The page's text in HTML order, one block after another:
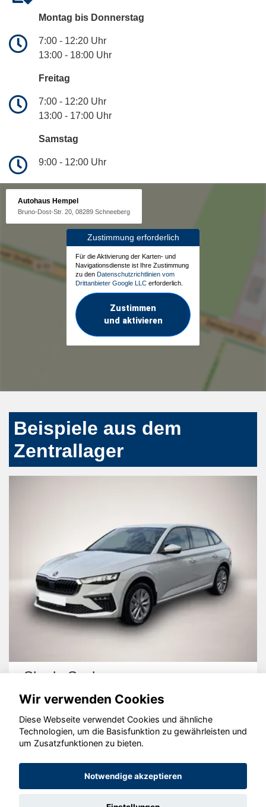
Montag bis Donnerstag
7:00 - 12:20 Uhr
13:00 - 18:00 Uhr
Freitag
7:00 - 12:20 Uhr
13:00 - 17:00 Uhr
Samstag
9:00 - 12:00 Uhr
Autohaus Hempel
Bruno-Dost-Str. 20, 08289 Schneeberg
Zustimmung erforderlich
Für die Aktivierung der Karten- und
Navigationsdienste ist Ihre Zustimmung
zu den Datenschutzrichtlinien vom
Drittanbieter Google LLC erforderlich.
Zustimmen
und aktivieren
Beispiele aus dem
Zentrallager
Skoda Scala
© konjunkturmotor.de GmbH 2020 - 2026
Wir verwenden Cookies
Diese Webseite verwendet Cookies und ähnliche
Technologien, um die Basisfunktion zu gewährleisten und
um Zusatzfunktionen zu bieten.
Notwendige akzeptieren